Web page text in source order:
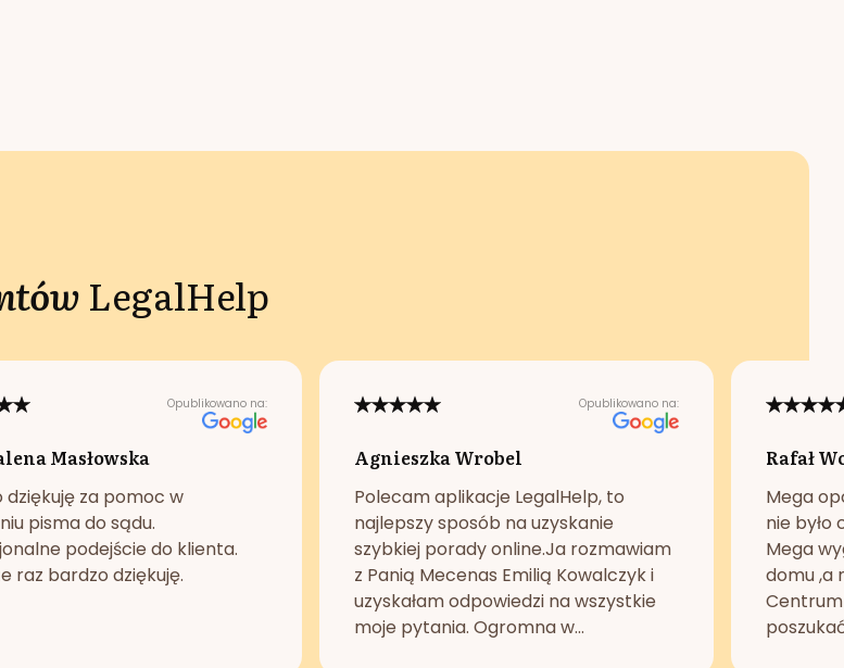
LegalHelp
Opublikowano na:
Masłowska
dziękuję za pomoc w
pisma do sądu.
podejście do klienta.
raz bardzo dziękuję.
Opublikowano na:
Agnieszka Wrobel
Polecam aplikacje LegalHelp, to
najlepszy sposób na uzyskanie
szybkiej porady online.Ja rozmawiam
z Panią Mecenas Emilią Kowalczyk i
uzyskałam odpowiedzi na wszystkie
moje pytania. Ogromna w...
Rafał
Mega
nie było
Mega
domu ,a